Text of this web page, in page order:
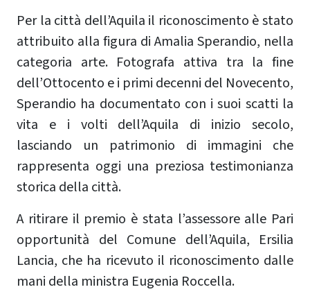
Per la città dell’Aquila il riconoscimento è stato
attribuito alla figura di Amalia Sperandio, nella
categoria arte. Fotografa attiva tra la fine
dell’Ottocento e i primi decenni del Novecento,
Sperandio ha documentato con i suoi scatti la
vita e i volti dell’Aquila di inizio secolo,
lasciando un patrimonio di immagini che
rappresenta oggi una preziosa testimonianza
storica della città.
A ritirare il premio è stata l’assessore alle Pari
opportunità del Comune dell’Aquila, Ersilia
Lancia, che ha ricevuto il riconoscimento dalle
mani della ministra Eugenia Roccella.